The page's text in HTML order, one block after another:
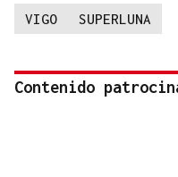
VIGO SUPERLUNA
Contenido